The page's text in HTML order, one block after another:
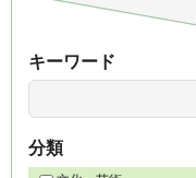
キーワード
分類